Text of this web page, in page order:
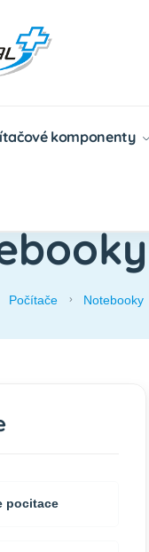
komponenty
Počítače Notebooky
pocitace